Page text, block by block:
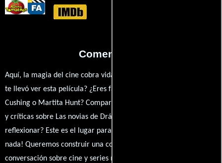
Comentarios
Aquí, la magia del cine cobra vida a través de tus opiniones. ¿Qué
te llevó ver esta película? ¿Eres fan de Terence Fisher, Peter
Cushing o Martita Hunt? Comparte tus pensamientos, emociones
y críticas sobre Las novias de Drácula. ¿Te hizo reír, llorar o
reflexionar? Este es el lugar para expresarlo. ¡No te guardes
nada! Queremos construir una comunidad apasionada donde la
conversación sobre cine y series nunca se detenga. Únete a la